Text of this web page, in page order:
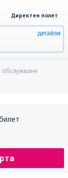
Директен полет
детайли
обслужване